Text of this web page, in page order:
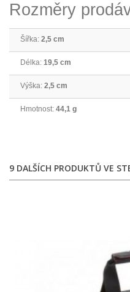
Rozměry
Šířka: 2,5 cm
Délka: 19,5 cm
Výška: 2,5 cm
Hmotnost: 44,1 g
9 DALŠÍCH PRODUKTŮ VE